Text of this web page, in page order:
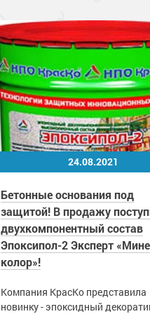
24.08.2021
Бетонные основания под
защитой! В продажу
двухкомпонентный состав
Эпоксипол-2 Эксперт
колор»!
Компания КрасКо представила
новинку - эпоксидный